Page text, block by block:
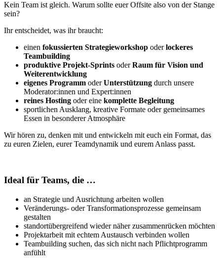
Kein Team ist gleich. Warum sollte euer Offsite also von der Stange
sein?
Ihr entscheidet, was ihr braucht:
einen fokussierten Strategieworkshop oderlockeres
Teambuilding
produktive Projekt-Sprints oderRaum für Vision und
Weiterentwicklung
eigenes Programm oderUnterstützung durch unsere
Moderator:innen und Expert:innen
reines Hosting oder eine komplette Begleitung
sportlichen Ausklang, kreative Formate oder gemeinsames
Essen in besonderer Atmosphäre
Wir hören zu, denken mit und entwickeln mit euch ein Format, das
zu euren Zielen, eurer Teamdynamik und eurem Anlass passt.
Ideal für Teams, die …
an Strategie und Ausrichtung arbeiten wollen
Veränderungs- oder Transformationsprozesse gemeinsam
gestalten
standortübergreifend wieder näher zusammenrücken möchten
Projektarbeit mit echtem Austausch verbinden wollen
Teambuilding suchen, das sich nicht nach Pflichtprogramm
anfühlt